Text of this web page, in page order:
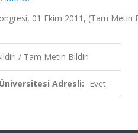
01 Ekim 2011, (Tam Metin
/ Tam Metin Bildiri
Adresli: Evet